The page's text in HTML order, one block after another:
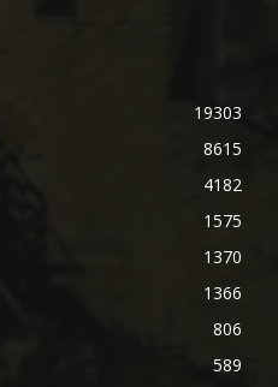
19303
8615
4182
1575
1370
1366
806
589